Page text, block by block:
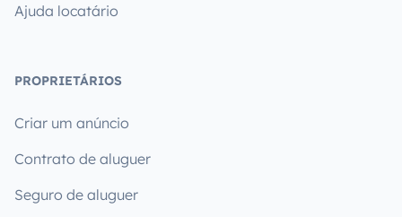
Ajuda locatário
PROPRIETÁRIOS
Criar um anúncio
Contrato de aluguer
Seguro de aluguer